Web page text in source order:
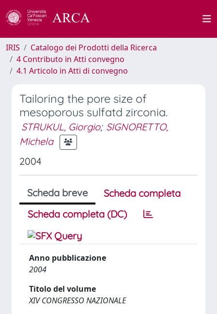
IRIS
Catalogo dei Prodotti della Ricerca
4 Contributo in Atti convegno
4.1 Articolo in Atti di convegno
Tailoring the pore size of
mesoporous sulfatd zirconia.
STRUKUL, Giorgio; SIGNORETTO,
Michela
2004
Scheda breve
Scheda completa
Scheda completa (DC)
Anno pubblicazione
2004
Titolo del volume
XIV CONGRESSO NAZIONALE